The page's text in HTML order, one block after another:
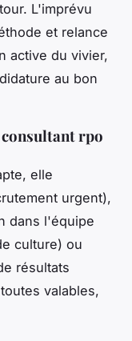
L'imprévu
et relance
active du vivier,
au bon
rpo
elle
urgent),
dans l'équipe
culture) ou
résultats
valables,